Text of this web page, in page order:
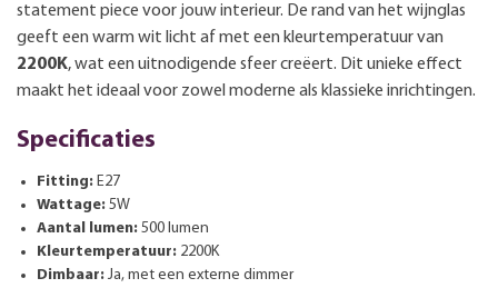
statement piece voor jouw interieur. De rand van het wijnglas
geeft een warm wit licht af met een kleurtemperatuur van
2200K, wat een uitnodigende sfeer creëert. Dit unieke effect
maakt het ideaal voor zowel moderne als klassieke inrichtingen.
Specificaties
Fitting: E27
Wattage: 5W
Aantal lumen: 500 lumen
Kleurtemperatuur: 2200K
Dimbaar: Ja, met een externe dimmer